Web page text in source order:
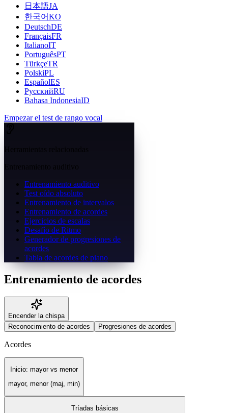
日本語JA
한국어KO
DeutschDE
FrançaisFR
ItalianoIT
PortuguêsPT
TürkçeTR
PolskiPL
EspañolES
РусскийRU
Bahasa IndonesiaID
Empezar el test de rango vocal
Entrenamiento auditivo
Entrenamiento auditivo
Test oído absoluto
Entrenamiento de intervalos
Entrenamiento de acordes
Ejercicios de escalas
Desafío de Ritmo
Generador de progresiones de
acordes
Tabla de acordes de piano
Entrenamiento de acordes
Encender la chispa
Reconocimiento de acordes
Progresiones de acordes
Acordes
Inicio: mayor vs menor
mayor, menor (maj, min)
Tríadas básicas